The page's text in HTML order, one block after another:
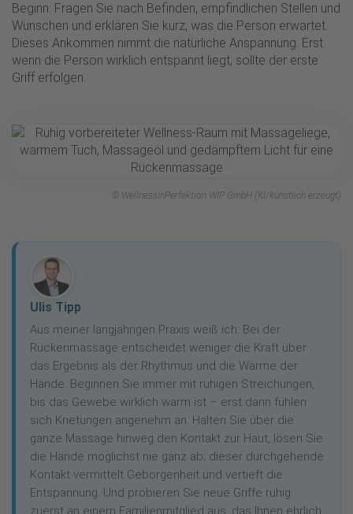
Beginn: Fragen Sie nach Befinden, empfindlichen Stellen und
Wünschen und erklären Sie kurz, was die Person erwartet.
Dieses Ankommen nimmt die natürliche Anspannung. Erst
wenn die Person wirklich entspannt liegt, sollte der erste
Griff erfolgen.
© WellnessInPerfektion WIP GmbH (KI/künstlich erzeugt)
Ulis Tipp
Aus meiner langjährigen Praxis weiß ich: Bei der
Rückenmassage entscheidet weniger die Kraft über
das Ergebnis als der Rhythmus und die Wärme der
Hände. Beginnen Sie immer mit ruhigen Streichungen,
bis das Gewebe wirklich warm ist – erst dann fühlen
sich Knetungen angenehm an. Halten Sie über die
ganze Massage hinweg den Kontakt zur Haut, lösen Sie
die Hände möglichst nie ganz ab; dieser durchgehende
Kontakt vermittelt Geborgenheit und vertieft die
Entspannung. Und probieren Sie neue Griffe ruhig
zuerst an einem Familienmitglied aus, das Ihnen ehrlich